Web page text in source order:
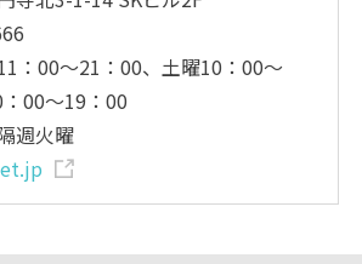
：00～21：00、土曜10：00～
00～19：00
週火曜